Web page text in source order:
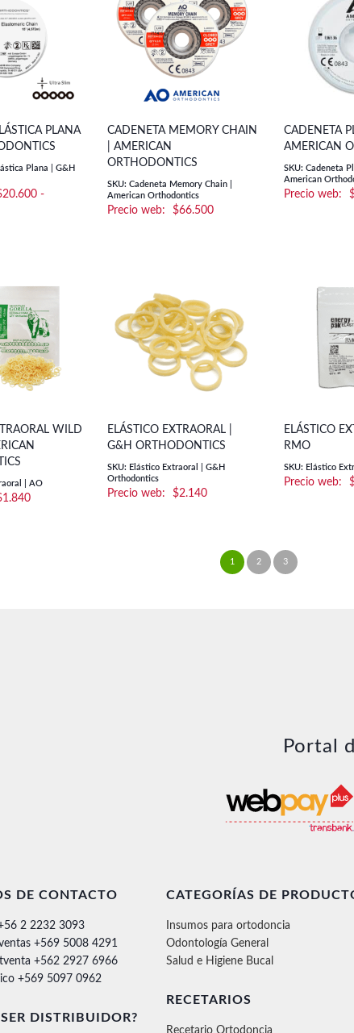
PLANA
Plana | G&H
20.600 -
CADENETA MEMORY CHAIN
| AMERICAN
ORTHODONTICS
SKU: Cadeneta Memory Chain |
American Orthodontics
$66.500
CADENETA
AMERICAN
SKU: Cadeneta
American
WILD
| AO
1.840
ELÁSTICO EXTRAORAL |
G&H ORTHODONTICS
SKU: Elástico Extraoral | G&H
Orthodontics
$2.140
ELÁSTICO
RMO
SKU: Elástico
1 2 3
Portal
DE CONTACTO
2 2232 3093
+569 5008 4291
+562 2927 6966
+569 5097 0962
DISTRIBUIDOR?
CATEGORÍAS DE
Insumos para ortodoncia
Odontología General
Salud e Higiene Bucal
RECETARIOS
Recetario Ortodoncia